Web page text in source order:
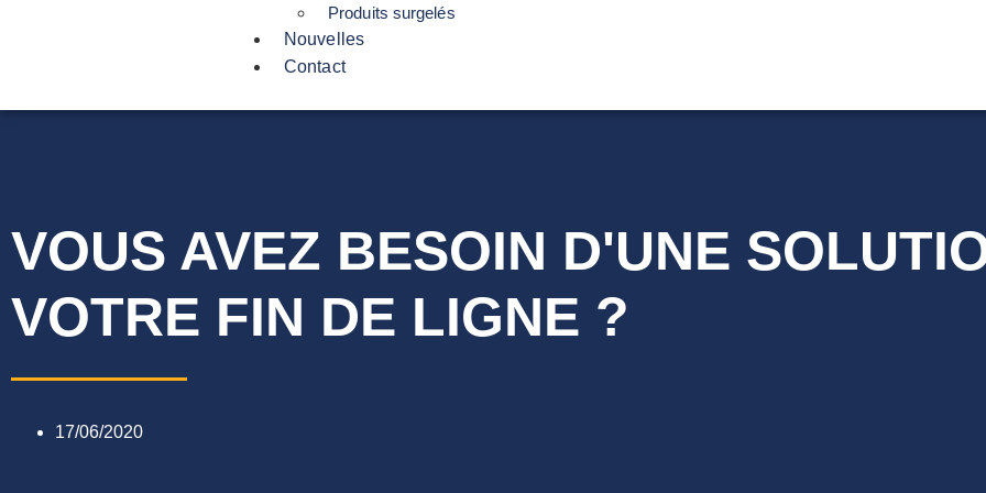
Produits surgelés
Nouvelles
Contact
VOUS AVEZ BESOIN D'UNE
VOTRE FIN DE LIGNE ?
17/06/2020